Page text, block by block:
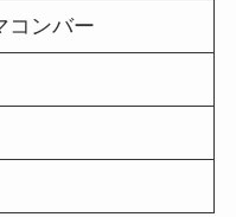
コンバー